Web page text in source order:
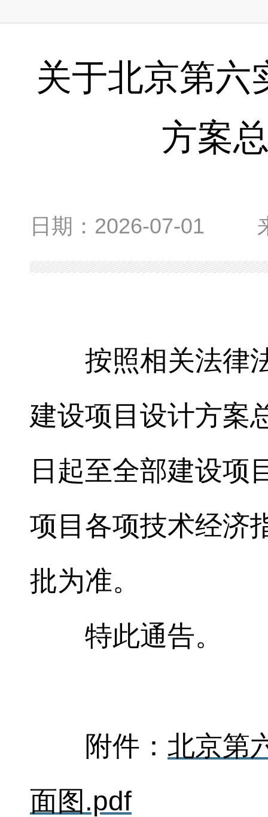
关于北京第六
方案
日期： 2026-07-01
按照相关法律
建设项目设计方案
日起至全部建设项
项目各项技术经济
批为准。
特此通告。
附件： 北京第
面图.pdf